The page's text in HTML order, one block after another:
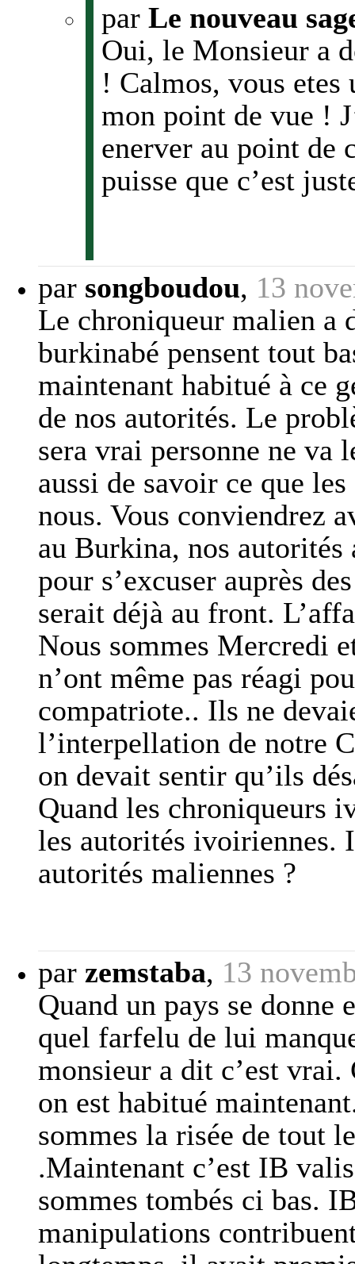
par Le nouveau
Oui, le Monsieur a
! Calmos, vous
mon point de vue !
enerver au point de
puisse que c’est
par songboudou, 13
Le chroniqueur malien a
burkinabé pensent tout
maintenant habitué à ce
de nos autorités. Le
sera vrai personne ne va
aussi de savoir ce que
nous. Vous conviendrez
au Burkina, nos
pour s’excuser auprès
serait déjà au front.
Nous sommes Mercredi
n’ont même pas réagi
compatriote.. Ils ne
l’interpellation de notre
on devait sentir qu’ils
Quand les chroniqueurs
les autorités ivoiriennes.
autorités maliennes ?
par zemstaba, 13
Quand un pays se donne
quel farfelu de lui
monsieur a dit c’est
on est habitué
sommes la risée de tout
.Maintenant c’est IB
sommes tombés ci bas.
manipulations